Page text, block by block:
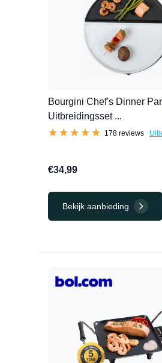
Bourgini Chef's Dinner
Uitbreidingsset ...
★★★★★
★★★★★ 178 reviews
€34,99
Bekijk aanbieding